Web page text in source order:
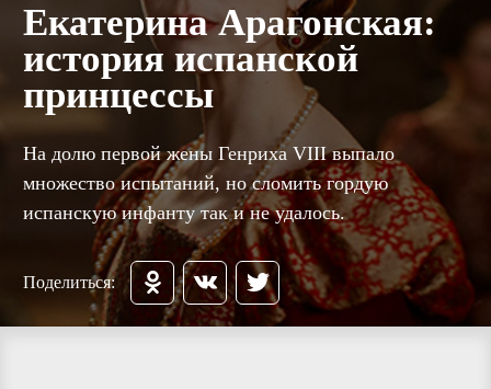
Екатерина Арагонская:
история испанской
принцессы
На долю первой жены Генриха VIII выпало
множество испытаний, но сломить гордую
испанскую инфанту так и не удалось.
Поделиться: